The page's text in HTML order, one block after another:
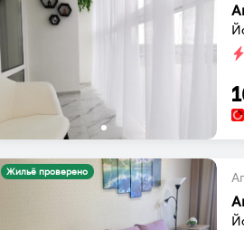
Жильё проверено